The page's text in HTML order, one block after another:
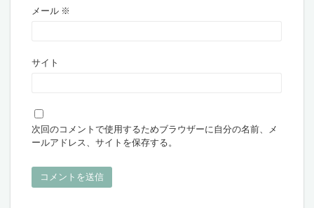
メール ※
サイト
次回のコメントで使用するためブラウザーに自分の名前、メ
ールアドレス、サイトを保存する。